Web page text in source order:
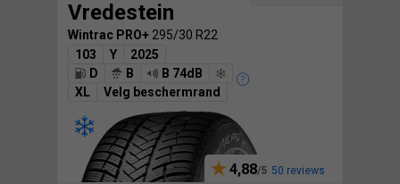
Vredestein
Wintrac PRO+ 295/30 R22
103
Y
2025
D
B
B 74dB
XL
Velg beschermrand
4,88 50 reviews